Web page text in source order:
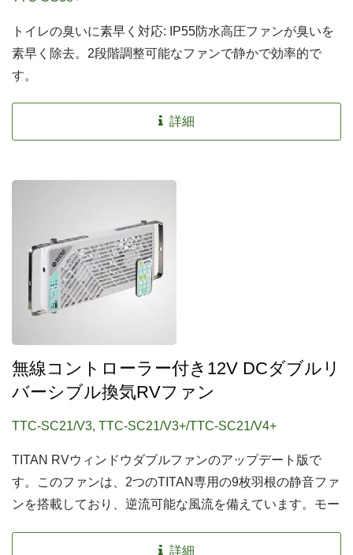
トイレの臭いに素早く対応: IP55防水高圧ファンが臭いを
素早く除去。2段階調整可能なファンで静かで効率的で
す。
詳細
無線コントローラー付き12V DCダブルリ
バーシブル換気RVファン
TTC-SC21/V3, TTC-SC21/V3+/TTC-SC21/V4+
TITAN RVウィンドウダブルファンのアップデート版で
す。このファンは、2つのTITAN専用の9枚羽根の静音ファ
ンを搭載しており、逆流可能な風流を備えています。モー
ど、どんな場所でも換気や温度を下げるために使用できま
詳細